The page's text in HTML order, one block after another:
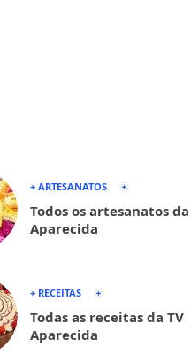
+ ARTESANATOS
Todos os artesanatos da
Aparecida
+ RECEITAS
Todas as receitas da TV
Aparecida